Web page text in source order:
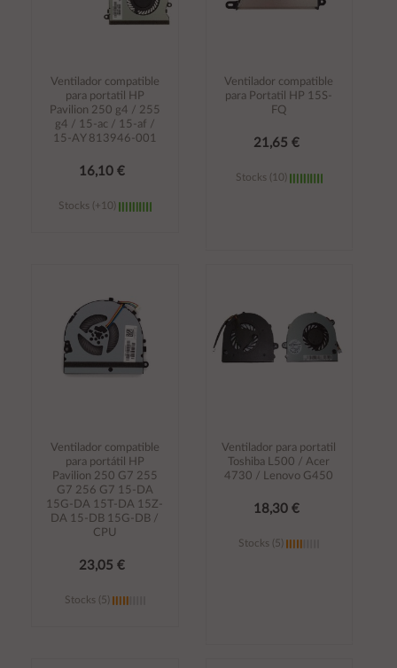
Ventilador compatible
para portatil HP
Pavilion 250 g4 / 255
g4 / 15-ac / 15-af /
15-AY 813946-001
16,10 €
Stocks (+10)
Ventilador compatible
para Portatil HP 15S-
FQ
21,65 €
Stocks (10)
Ventilador compatible
para portátil HP
Pavilion 250 G7 255
G7 256 G7 15-DA
15G-DA 15T-DA 15Z-
DA 15-DB 15G-DB /
CPU
23,05 €
Stocks (5)
Ventilador para portatil
Toshiba L500 / Acer
4730 / Lenovo G450
18,30 €
Stocks (5)